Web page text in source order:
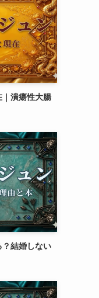
潰瘍性大腸
結婚しない